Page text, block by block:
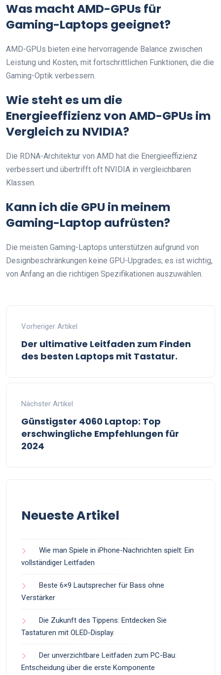
Was macht AMD-GPUs für
Gaming-Laptops geeignet?
AMD-GPUs bieten eine hervorragende Balance zwischen
Leistung und Kosten, mit fortschrittlichen Funktionen, die die
Gaming-Optik verbessern.
Wie steht es um die
Energieeffizienz von AMD-GPUs im
Vergleich zu NVIDIA?
Die RDNA-Architektur von AMD hat die Energieeffizienz
verbessert und übertrifft oft NVIDIA in vergleichbaren
Klassen.
Kann ich die GPU in meinem
Gaming-Laptop aufrüsten?
Die meisten Gaming-Laptops unterstützen aufgrund von
Designbeschränkungen keine GPU-Upgrades; es ist wichtig,
von Anfang an die richtigen Spezifikationen auszuwählen.
Vorheriger Artikel
Der ultimative Leitfaden zum Finden
des besten Laptops mit Tastatur.
Nächster Artikel
Günstigster 4060 Laptop: Top
erschwingliche Empfehlungen für
2024
Neueste Artikel
Wie man Spiele in iPhone-Nachrichten spielt: Ein
vollständiger Leitfaden
Beste 6×9 Lautsprecher für Bass ohne
Verstärker
Die Zukunft des Tippens: Entdecken Sie
Tastaturen mit OLED-Display.
Der unverzichtbare Leitfaden zum PC-Bau:
Entscheidung über die erste Komponente